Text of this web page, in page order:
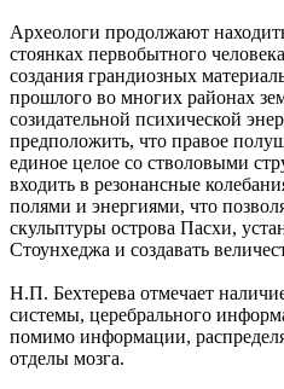
Археологи продолжают
стоянках первобытного
создания грандиозных
прошлого во многих районах
созидательной психической
предположить, что правое
единое целое со стволовыми
входить в резонансные
полями и энергиями, что
скульптуры острова Пасхи,
Стоунхеджа и создавать
Н.П. Бехтерева отмечает
системы, церебрального
помимо информации,
отделы мозга.